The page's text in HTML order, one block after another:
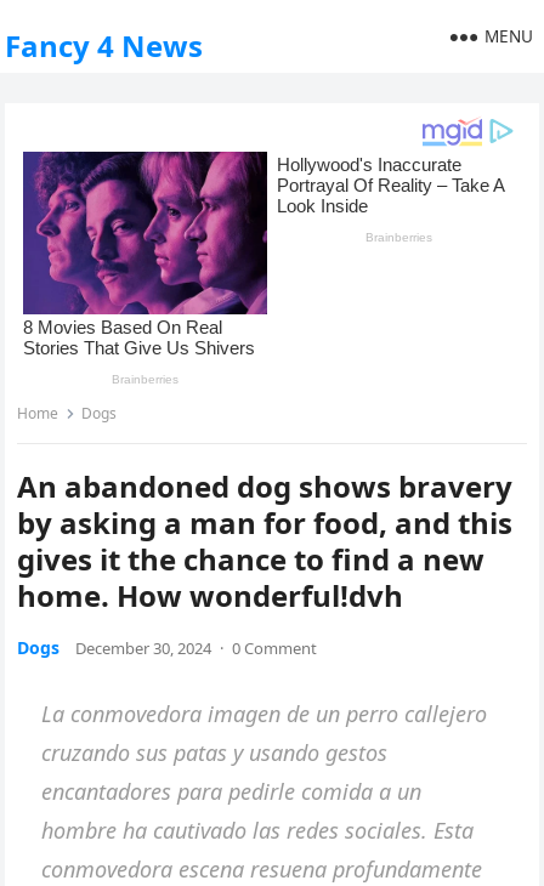
Fancy 4 News MENU
Home Dogs
An abandoned dog shows bravery
by asking a man for food, and this
gives it the chance to find a new
home. How wonderful!dvh
Dogs December 30, 2024 · 0 Comment
La conmovedora imagen de un perro callejero
cruzando sus patas y usando gestos
encantadores para pedirle comida a un
hombre ha cautivado las redes sociales. Esta
conmovedora escena resuena profundamente